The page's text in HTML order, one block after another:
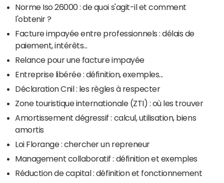
Norme Iso 26000 : de quoi s'agit-il et comment
l'obtenir ?
Facture impayée entre professionnels : délais de
paiement, intérêts...
Relance pour une facture impayée
Entreprise libérée : définition, exemples...
Déclaration Cnil : les règles à respecter
Zone touristique internationale (ZTI) : où les trouver
Amortissement dégressif : calcul, utilisation, biens
amortis
Loi Florange : chercher un repreneur
Management collaboratif : définition et exemples
Réduction de capital : définition et fonctionnement